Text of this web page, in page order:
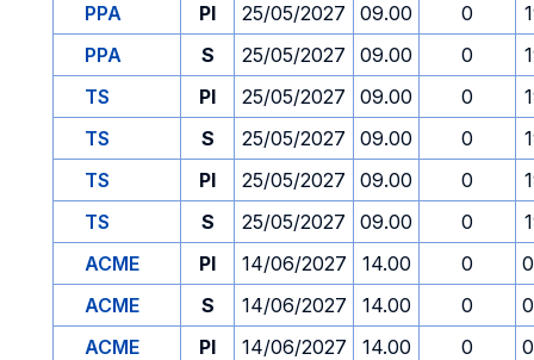
PPA
PI 25/05/2027 09.00 0
PPA
S 25/05/2027 09.00 0
TS
PI 25/05/2027 09.00 0
TS
S 25/05/2027 09.00 0
TS
PI 25/05/2027 09.00 0
TS
S 25/05/2027 09.00 0
ACME
PI 14/06/2027 14.00 0
ACME
S 14/06/2027 14.00 0
ACME
PI 14/06/2027 14.00 0